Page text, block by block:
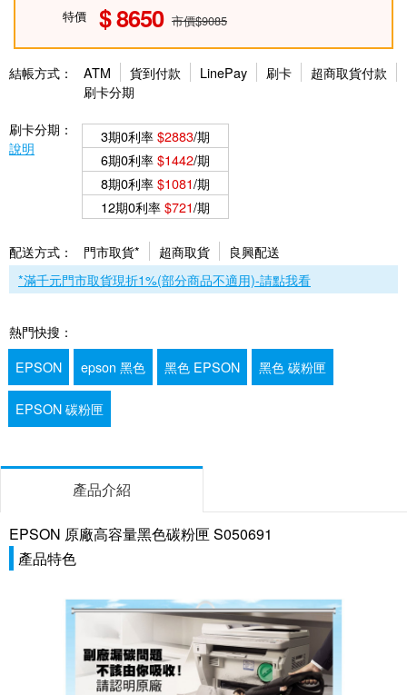
特價 8650 市價$9085
結帳方式： ATM 貨到付款 LinePay 刷卡
超商取貨付款
刷卡分期
刷卡分期：
說明
3期0利率$2883/期
6期0利率$1442/期
8期0利率$1081/期
12期0利率$721/期
配送方式： 門市取貨* 超商取貨
良興配送
*滿千元門市取貨現折1%(部分商品不適用)-請點我看
熱門快搜：
EPSON
epson 黑色 黑色 EPSON 黑色 碳粉匣
EPSON 碳粉匣
產品介紹
EPSON 原廠高容量黑色碳粉匣 S050691
產品特色